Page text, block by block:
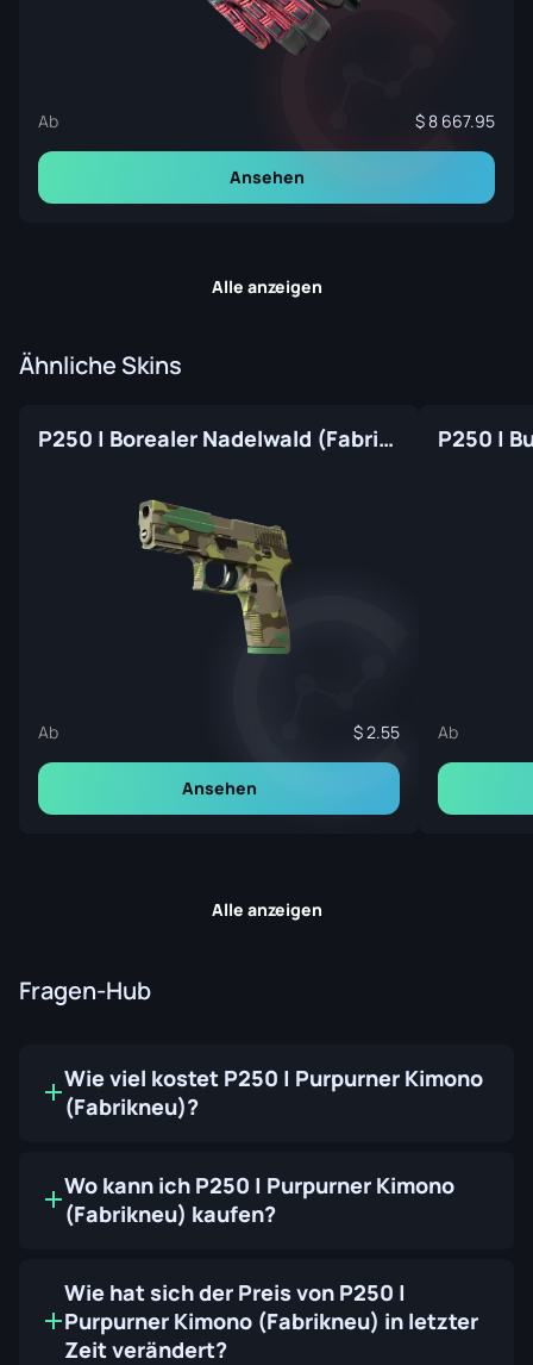
Ab 8 667.95
Ansehen
Alle anzeigen
Ähnliche Skins
P250 | Borealer Nadelwald (Fabrikneu)
Ab 2.55
Ansehen
P250 |
Ab
Alle anzeigen
Fragen-Hub
Wie viel kostet P250 | Purpurner Kimono
(Fabrikneu)?
Wo kann ich P250 | Purpurner Kimono
(Fabrikneu) kaufen?
Wie hat sich der Preis von P250 |
Purpurner Kimono (Fabrikneu) in letzter
Zeit verändert?